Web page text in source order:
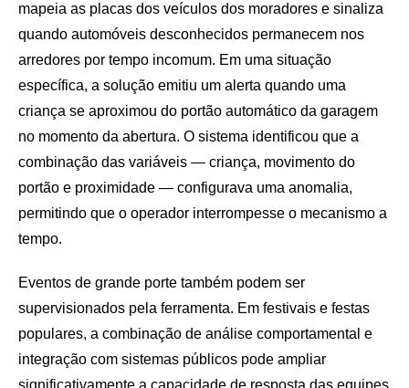
mapeia as placas dos veículos dos moradores e sinaliza
quando automóveis desconhecidos permanecem nos
arredores por tempo incomum. Em uma situação
específica, a solução emitiu um alerta quando uma
criança se aproximou do portão automático da garagem
no momento da abertura. O sistema identificou que a
combinação das variáveis — criança, movimento do
portão e proximidade — configurava uma anomalia,
permitindo que o operador interrompesse o mecanismo a
tempo.
Eventos de grande porte também podem ser
supervisionados pela ferramenta. Em festivais e festas
populares, a combinação de análise comportamental e
integração com sistemas públicos pode ampliar